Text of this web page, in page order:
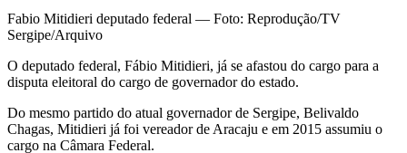
Fabio Mitidieri deputado federal — Foto: Reprodução/TV
Sergipe/Arquivo
O deputado federal, Fábio Mitidieri, já se afastou do cargo para a
disputa eleitoral do cargo de governador do estado.
Do mesmo partido do atual governador de Sergipe, Belivaldo
Chagas, Mitidieri já foi vereador de Aracaju e em 2015 assumiu o
cargo na Câmara Federal.